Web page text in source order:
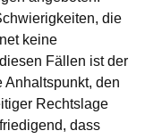
die
keine
Fällen ist der
den
Rechtslage
dass